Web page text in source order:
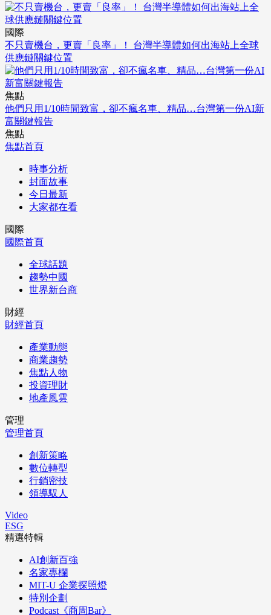
國際
不只賣機台，更賣「良率」！ 台灣半導體如何出海站上全球
供應鏈關鍵位置
焦點
他們只用1/10時間致富，卻不瘋名車、精品…台灣第一份AI新
富關鍵報告
焦點
焦點首頁
時事分析
封面故事
今日最新
大家都在看
國際
國際首頁
全球話題
趨勢中國
世界新台商
財經
財經首頁
產業動態
商業趨勢
焦點人物
投資理財
地產風雲
管理
管理首頁
創新策略
數位轉型
行銷密技
領導馭人
Video
ESG
精選特輯
AI創新百強
名家專欄
MIT-U 企業探照燈
特別企劃
Podcast《商周Bar》